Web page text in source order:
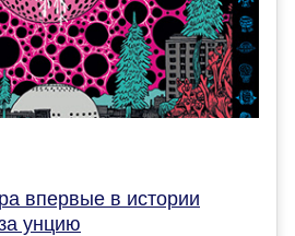
впервые в истории
унцию